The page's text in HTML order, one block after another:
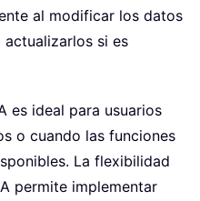
al modificar los datos
actualizarlos si es
es ideal para usuarios
o cuando las funciones
La flexibilidad
permite implementar